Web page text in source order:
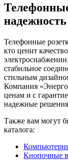
надежность
Телефонные
кто ценит
стабильное
стильным
Компания
ценам и с
надежные
Также вам могут
каталога:
Кнопочные